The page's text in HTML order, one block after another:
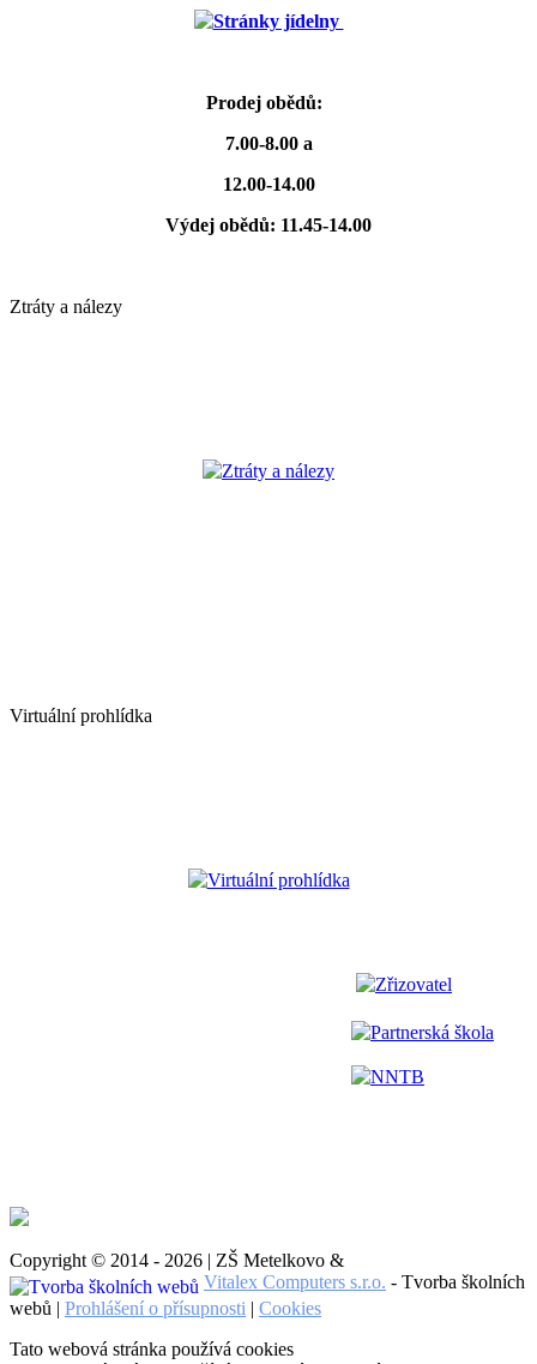
Stránky jídelny
Prodej obědů:
7.00-8.00 a
12.00-14.00
Výdej obědů: 11.45-14.00
Ztráty a nálezy
Ztráty a nálezy
Virtuální prohlídka
Virtuální prohlídka
Zřizovatel
Partnerská škola
NNTB
Copyright © 2014 - 2026 | ZŠ Metelkovo &
Vitalex Computers s.r.o. - Tvorba školních
webů | Prohlášení o přísupnosti | Cookies
Tato webová stránka používá cookies